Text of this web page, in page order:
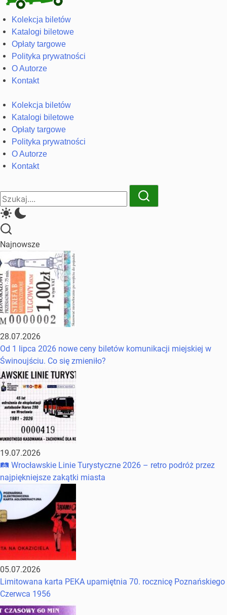
Serwis
Biletomania
Kolekcja
biletów
komunikacji
miejskiej
kolejowych
Kolekcja biletów
Katalogi biletowe
Opłaty targowe
Polityka prywatności
O Autorze
Kontakt
Kolekcja biletów
Katalogi biletowe
Opłaty targowe
Polityka prywatności
O Autorze
Kontakt
Close
Search
Search
Najnowsze
28.07.2026
Od 1 lipca 2026 nowe ceny biletów komunikacji miejskiej w
Świnoujściu. Co się zmieniło?
19.07.2026
🛤️ Wrocławskie Linie Turystyczne 2026 – retro podróż przez
najpiękniejsze zakątki miasta
05.07.2026
Limitowana karta PEKA upamiętnia 70. rocznicę Poznańskiego
Czerwca 1956